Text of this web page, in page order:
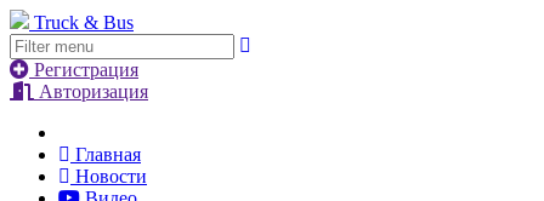
Truck & Bus
Регистрация
Авторизация
Главная
Новости